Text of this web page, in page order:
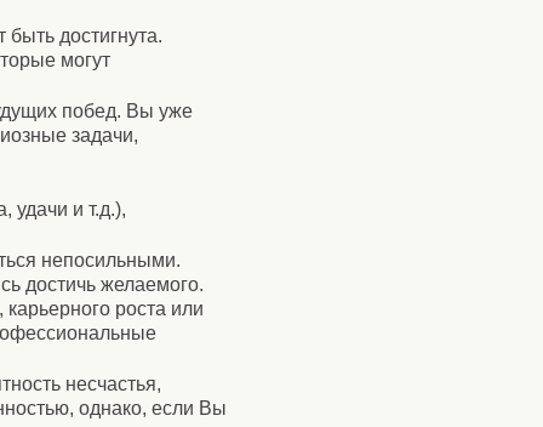
достигнута.
могут
побед. Вы уже
задачи,
удачи и т.д.),
непосильными.
достичь желаемого.
роста или
несчастья,
однако, если Вы